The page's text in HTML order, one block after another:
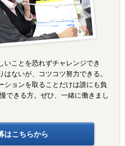
いことを恐れずチャレンジでき
ないが、コツコツ努力できる。
ションを取ることだけは誰にも負
できる方。ぜひ、一緒に働きまし
はこちらから